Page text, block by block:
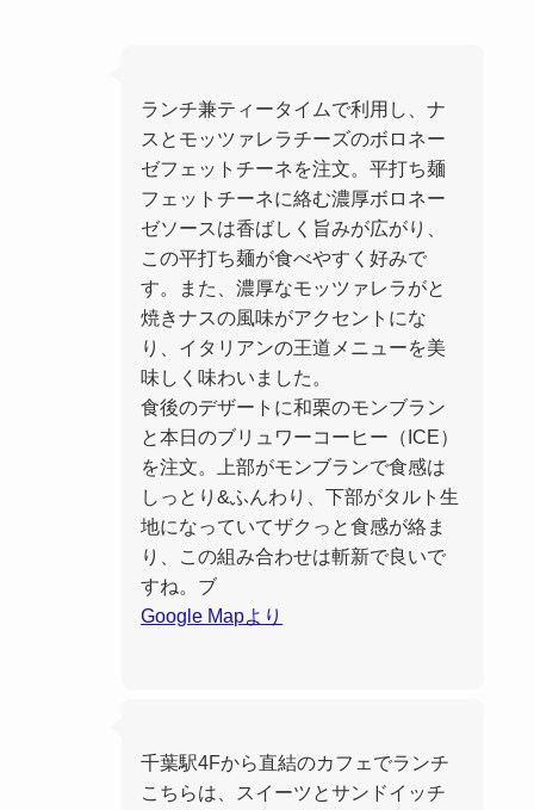
ランチ兼ティータイムで利用し、ナ
スとモッツァレラチーズのボロネー
ゼフェットチーネを注文。平打ち麺
フェットチーネに絡む濃厚ボロネー
ゼソースは香ばしく旨みが広がり、
この平打ち麺が食べやすく好みで
す。また、濃厚なモッツァレラがと
焼きナスの風味がアクセントにな
り、イタリアンの王道メニューを美
味しく味わいました。
食後のデザートに和栗のモンブラン
と本日のブリュワーコーヒー（ICE）
を注文。上部がモンブランで食感は
しっとり&ふんわり、下部がタルト生
地になっていてザクっと食感が絡ま
り、この組み合わせは斬新で良いで
すね。ブ
Google Mapより
千葉駅4Fから直結のカフェでランチ
こちらは、スイーツとサンドイッチ